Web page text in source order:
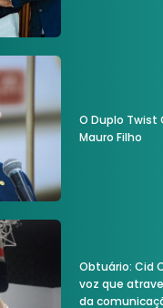
O Duplo Twist
Mauro Filho
Obtuário: Cid
voz que
da